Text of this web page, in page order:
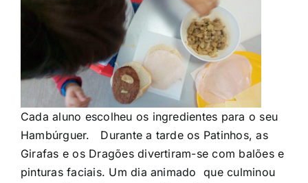
Cada aluno escolheu os ingredientes para o seu
Hambúrguer. Durante a tarde os Patinhos, as
Girafas e os Dragões divertiram-se com balões e
pinturas faciais. Um dia animado que culminou